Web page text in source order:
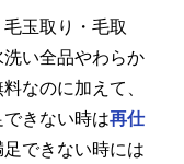
玉取り・毛取
い全品やわらか
なのに加えて、
きない時は再仕
できない時には